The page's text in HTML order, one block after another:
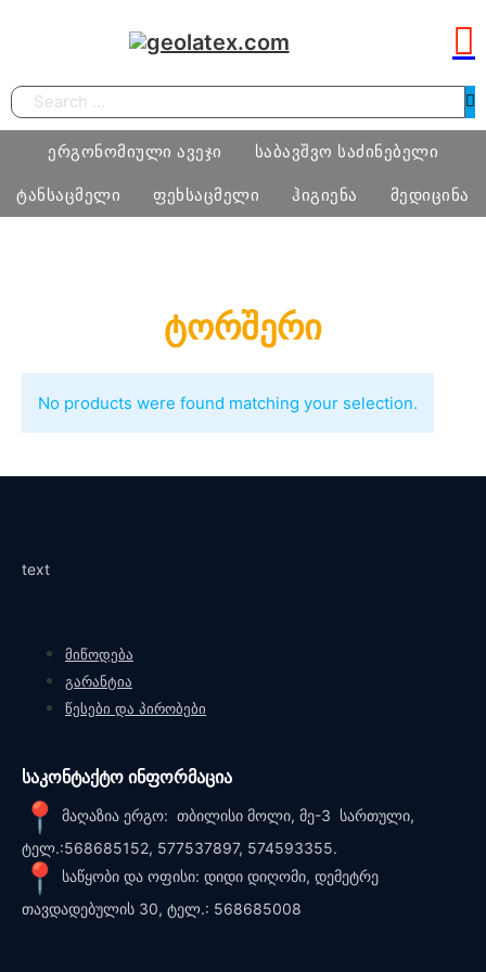
Search
ერგონომიული ავეჯი
ერგონომიული სავარძლები
სკოლამდელი ასაკის ავეჯი
საბავშვო საძინებელი
მატრასი, თეთრეული
განათება, ხალიჩა
ტანსაცმელი
ქალი
კაცი
ფეხსაცმელი ჰიგიენა
პრეზერვატივი
მედიცინა
ტორშერი
No products were found matching your selection.
text
მიწოდება
გარანტია
წესები და პირობები
საკონტაქტო ინფორმაცია
მაღაზია ერგო: თბილისი მოლი, მე-3 სართული,
ტელ.:568685152, 577537897, 574593355.
საწყობი და ოფისი: დიდი დიღომი, დემეტრე
თავდადებულის 30, ტელ.: 568685008